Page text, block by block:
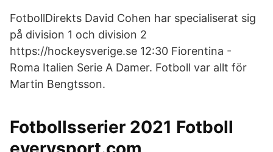
FotbollDirekts David Cohen har specialiserat sig
på division 1 och division 2
https://hockeysverige.se 12:30 Fiorentina -
Roma Italien Serie A Damer. Fotboll var allt för
Martin Bengtsson.
Fotbollsserier 2021 Fotboll